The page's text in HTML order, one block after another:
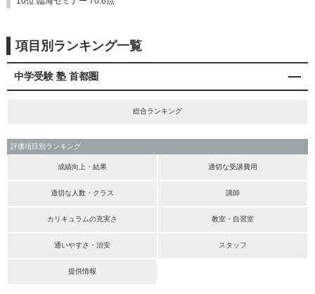
項目別ランキング一覧
中学受験 塾 首都圏
総合ランキング
評価項目別ランキング
成績向上・結果 適切な受講費用
適切な人数・クラス 講師
カリキュラムの充実さ 教室・自習室
通いやすさ・治安 スタッフ
提供情報